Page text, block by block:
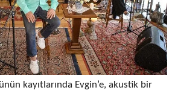
kayıtlarında Evgin’e, akustik bir